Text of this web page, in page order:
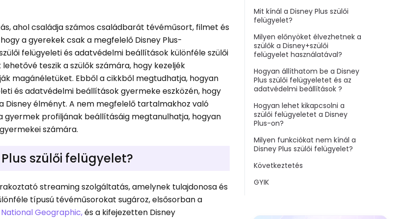
ahol családja számos családbarát tévéműsort, filmet és
a gyerekek csak a megfelelő Disney Plus-
felügyeleti és adatvédelmi beállítások különféle szülői
teszik a szülők számára, hogy kezeljék
magánéletüket. Ebből a cikkből megtudhatja, hogyan
és adatvédelmi beállítások gyermeke eszközén, hogy
Disney élményt. A nem megfelelő tartalmakhoz való
profiljának beállításáig megtanulhatja, hogyan
számára.
szülői felügyelet?
streaming szolgáltatás, amelynek tulajdonosa és
típusú tévéműsorokat sugároz, elsősorban a
National Geographic,és a kifejezetten Disney
Mit kínál a Disney Plus szülői
felügyelet?
Milyen előnyöket élvezhetnek a
szülők a Disney+szülői
felügyelet használatával?
Hogyan állíthatom be a Disney
Plus szülői felügyeletet és az
adatvédelmi beállítások ?
Hogyan lehet kikapcsolni a
szülői felügyeletet a Disney
Plus-on?
Milyen funkciókat nem kínál a
Disney Plus szülői felügyelet?
Következtetés
GYIK